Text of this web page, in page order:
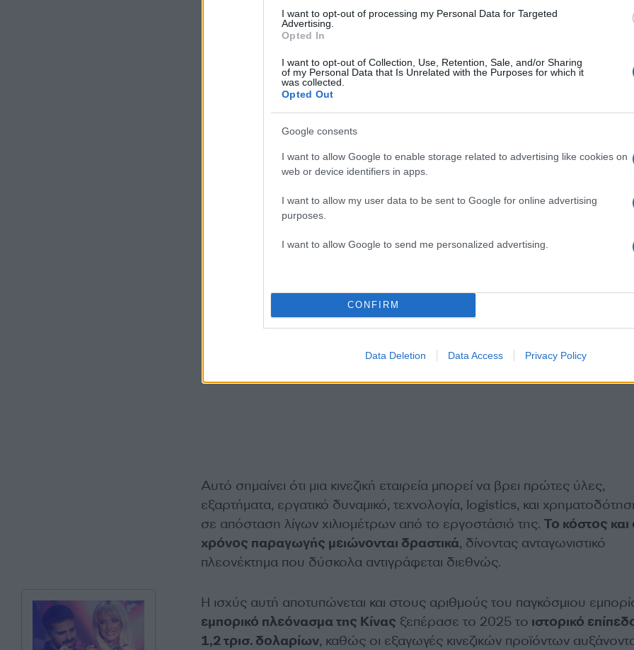
I want to opt-out of processing my Personal Data for Targeted
Advertising.
Opted In
I want to opt-out of Collection, Use, Retention, Sale, and/or Sharing
of my Personal Data that Is Unrelated with the Purposes for which it
was collected.
Opted Out
Google consents
I want to allow Google to enable storage related to advertising like cookies on
web or device identifiers in apps.
I want to allow my user data to be sent to Google for online advertising
purposes.
I want to allow Google to send me personalized advertising.
CONFIRM
Data Deletion Data Access Privacy Policy
ΔΙΑΦΗΜΙΣΗ
Αυτό σημαίνει ότι μια κινεζική εταιρεία μπορεί να βρει πρώτες ύλες,
εξαρτήματα, εργατικό δυναμικό, τεχνολογία, logistics, και
σε απόσταση λίγων χιλιομέτρων από το εργοστάσιό της. Το κόστος και
χρόνος παραγωγής μειώνονται δραστικά, δίνοντας ανταγωνιστικό
πλεονέκτημα που δύσκολα αντιγράφεται διεθνώς.
Η ισχύς αυτή αποτυπώνεται και στους αριθμούς του παγκόσμιου
εμπορικό πλεόνασμα της Κίνας ξεπέρασε το 2025 το ιστορικό
1,2 τρισ. δολαρίων, καθώς οι εξαγωγές κινεζικών προϊόντων